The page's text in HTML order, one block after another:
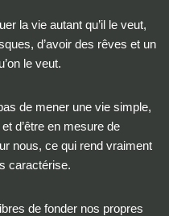
la vie autant qu’il le veut,
d’avoir des rêves et un
le veut.
de mener une vie simple,
d’être en mesure de
nous, ce qui rend vraiment
caractérise.
de fonder nos propres